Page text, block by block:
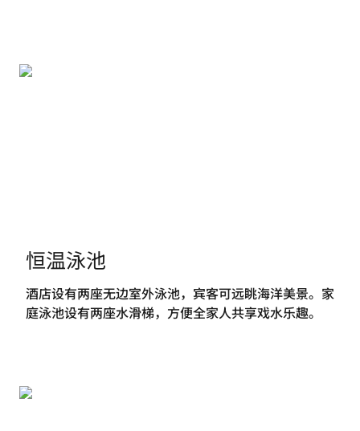
恒温泳池
酒店设有两座无边室外泳池，宾客可远眺海洋美景。家
庭泳池设有两座水滑梯，方便全家人共享戏水乐趣。